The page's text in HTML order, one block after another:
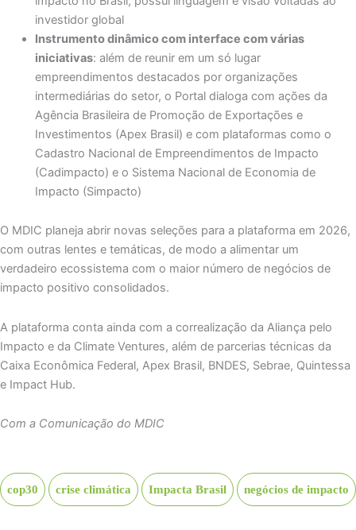
investidor global
Instrumento dinâmico com interface com várias
iniciativas: além de reunir em um só lugar
empreendimentos destacados por organizações
intermediárias do setor, o Portal dialoga com ações da
Agência Brasileira de Promoção de Exportações e
Investimentos (Apex Brasil) e com plataformas como o
Cadastro Nacional de Empreendimentos de Impacto
(Cadimpacto) e o Sistema Nacional de Economia de
Impacto (Simpacto)
O MDIC planeja abrir novas seleções para a plataforma em 2026,
com outras lentes e temáticas, de modo a alimentar um
verdadeiro ecossistema com o maior número de negócios de
impacto positivo consolidados.
A plataforma conta ainda com a correalização da Aliança pelo
Impacto e da Climate Ventures, além de parcerias técnicas da
Caixa Econômica Federal, Apex Brasil, BNDES, Sebrae, Quintessa
e Impact Hub.
Com a Comunicação do MDIC
cop30 crise climática Impacta Brasil negócios de impacto